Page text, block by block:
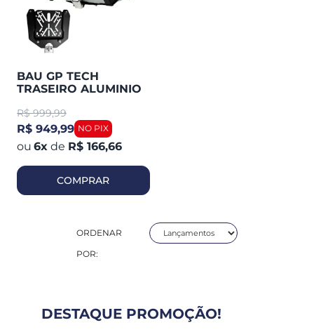
BAU GP TECH
TRASEIRO ALUMINIO
R$ 999,99
R$ 949,99
6x de R$ 166,66
COMPRAR
ORDENAR
POR:
DESTAQUE PROMOÇÃO!